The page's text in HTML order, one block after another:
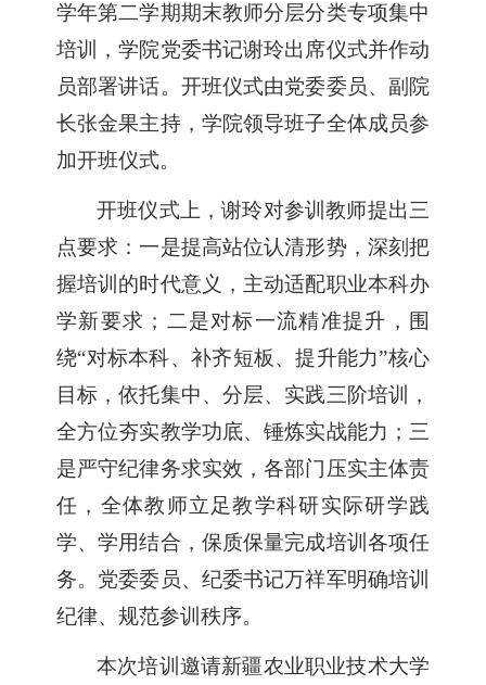
学年第二学期期末教师分层分类专项集中
培训，学院党委书记谢玲出席仪式并作动
员部署讲话。开班仪式由党委委员、副院
长张金果主持，学院领导班子全体成员参
加开班仪式。
开班仪式上，谢玲对参训教师提出三
点要求：一是提高站位认清形势，深刻把
握培训的时代意义，主动适配职业本科办
学新要求；二是对标一流精准提升，围
绕“对标本科、补齐短板、提升能力”核心
目标，依托集中、分层、实践三阶培训，
全方位夯实教学功底、锤炼实战能力；三
是严守纪律务求实效，各部门压实主体责
任，全体教师立足教学科研实际研学践
学、学用结合，保质保量完成培训各项任
务。党委委员、纪委书记万祥军明确培训
纪律、规范参训秩序。
本次培训邀请新疆农业职业技术大学